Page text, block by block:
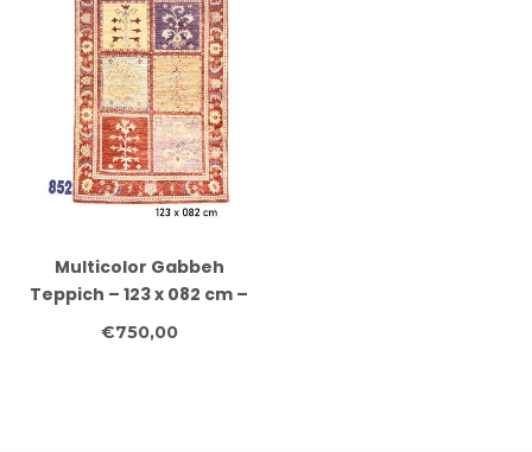
Multicolor Gabbeh
Teppich – 123 x 082 cm –
Handgeknüpft aus
€750,00